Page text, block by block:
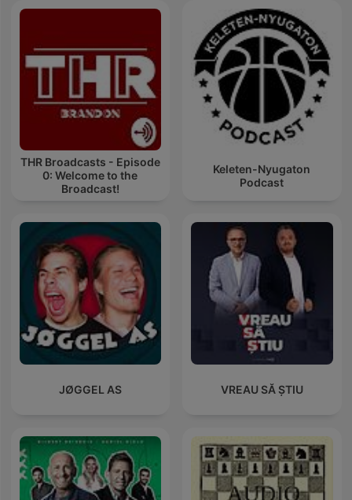
THR Broadcasts - Episode
0: Welcome to the
Broadcast!
Keleten-Nyugaton
Podcast
JØGGEL AS VREAU SĂ ȘTIU